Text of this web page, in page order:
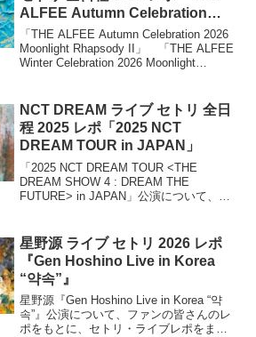
ALFEE Autumn Celebration
2026 Moonlight Rhapsody II 」
「THE ALFEE Winter
Celebration 2026 Moonlight
「THE ALFEE Autumn Celebration 2026
Moonlight Rhapsody II」 「THE ALFEE
Winter Celebration 2026 Moonlight
レポをまとめます。2026年秋から冬にか
けて開催する全国コンサートツアー。
2026年10月1日に埼玉から全国各地を巡
る公演が予定。
NCT DREAM ライブ セトリ 全日
程 2025 レポ「2025 NCT
DREAM TOUR in JAPAN」
「2025 NCT DREAM TOUR <THE
DREAM SHOW 4 : DREAM THE
FUTURE> in JAPAN」公演について、フ
ルドツアーの日本公演です。日本では合
計7公演を予定。
星野源 ライブ セトリ 2026 レポ
『Gen Hoshino Live in Korea
“약속”』
星野源『Gen Hoshino Live in Korea “약
속”』公演について、ファンの皆さんのレ
ポをもとに、セトリ・ライブレポをまと